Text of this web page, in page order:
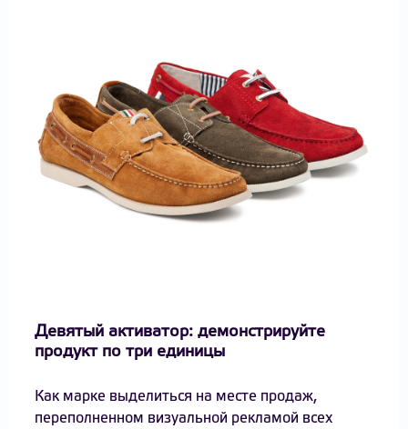
Девятый активатор: демонстрируйте
продукт по три единицы
Как марке выделиться на месте продаж,
переполненном визуальной рекламой всех